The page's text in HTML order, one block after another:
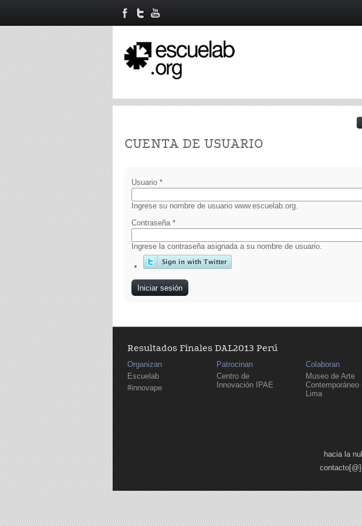
CUENTA DE USUARIO
Usuario *
Ingrese su nombre de usuario www.escuelab.org.
Contraseña *
Ingrese la contraseña asignada a su nombre de usuario.
Resultados Finales DAL2013 Perú
Organizan
Escuelab
#innovape
Patrocinan
Centro de
Innovación IPAE
Colaboran
Museo de Arte
Contemporáneo
Lima
hacia la